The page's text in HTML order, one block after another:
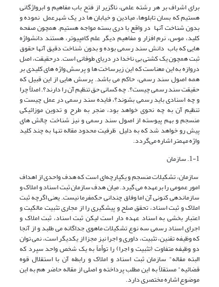
برای اشراف بر هر رشته علمی، ناگزیر از فتح باب مفاهیم و ابرواژگانی
هستیم که بسان تابلوها، میادین و خیابان ها در یک شهرعمل نموده و
بدون شناخت آنها در واقع با دری بسته مواجه هستیم. همچون صفحه
کلید، موس، نرم افزار و مفاهیم دیگر علم کامپیوتر، هستند دانشواژه
هایی که باب دانش سند رسمی بوده و بدون شناخت دقیق آنها حقوق
ثبت همچون یک کشتی بی ناخدا در دریای طوفانی است. درحقیقت، اصل
دروازه به این معناست که این زیرساخت ها و پرسش واژه های کلیدی بر
همه اصول سند رسمی، حاکم می باشد. پرسش هایی از این قبیل که
حقیقت سند رسمی چیست؟. چه کسانی حق تنظیم آن را دارند؟. اصلاً چرا
و چه اسنادی باید رسمی بشوند؟، فایده سند رسمی در عمل چیست و
تنظیم آن به چه نحوی خواهد بود، منجر به طرح و تدوین موزائیکی
منسجم و بهم پیوسته از اصول سند رسمی و نیز شناخت چالش های
پیش رو خواهد شد که به دلیل ظرفیت محدود مقاله تنها به چند کلید
واژه مهمتر اشاره می‌گردد.
1-1. سازمان
سازمان، تشکیلات منسجم و یکپارچه‌ای است که هدف واحدی از اهداف
امور عمومی را برعهده می گیرد. میان هدف سازمان ثبت اسناد و املاک و
سازماندهی کنونی آن اما وفاق چندانی حکمفرما نیست. یعنی اگرچه ثبت
املاک و ثبت اسناد، تحقق صلح و پیشگیری را از مجاری تثبیت مالکیت و
اعتبار بخشی به اسناد عهده دار است لیکن ثبت اسناد، ثبت املاک و
اجرای اسناد رسمی سه نوع تشکیلات ماهوی جداگانه می طلبد و از آنجا
که وظیفه تقنین، تثبیت، داوری و اجرا نیز مجزا از یکدیگر است، نمی توان
دو وظیفه متفاوت (تثبیت و اجرا) را توأماً به یک شخص واحد سپرد که
البته مقاله" سازمان ثبت اسناد و املاک و رابطه آن با استقلال قوه
قضائیه" مستقلاً به این مطلب پرداخته و اصلی از مقاله حاضر هم به این
موضوع اشاره مختصری دارد.